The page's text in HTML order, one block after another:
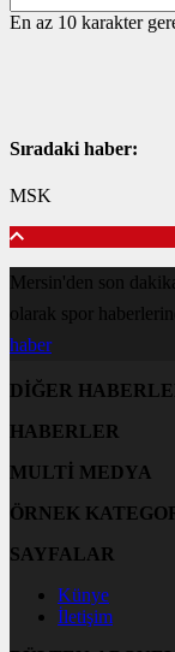
En az 10 karakter
Sıradaki haber:
MSK
Mersin'den son
olarak spor
haber
DİĞER
HABERLER
MULTİ MEDYA
ÖRNEK
SAYFALAR
Künye
İletişim